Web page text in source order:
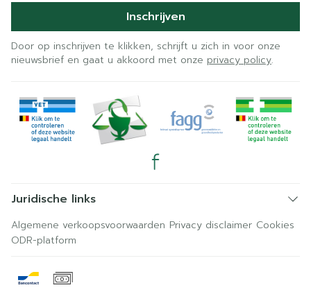
Inschrijven
Door op inschrijven te klikken, schrijft u zich in voor onze
nieuwsbrief en gaat u akkoord met onze privacy policy.
Juridische links
Algemene verkoopsvoorwaarden Privacy disclaimer Cookies
ODR-platform